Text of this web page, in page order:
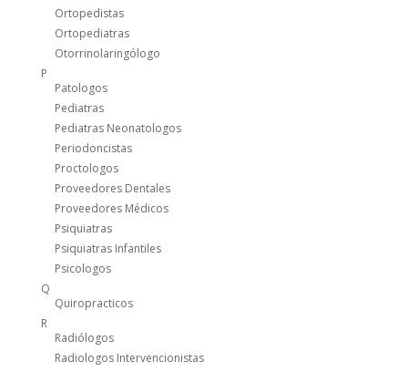
Ortopedistas
Ortopediatras
Otorrinolaringólogo
P
Patologos
Pediatras
Pediatras Neonatologos
Periodoncistas
Proctologos
Proveedores Dentales
Proveedores Médicos
Psiquiatras
Psiquiatras Infantiles
Psicologos
Q
Quiropracticos
R
Radiólogos
Radiologos Intervencionistas